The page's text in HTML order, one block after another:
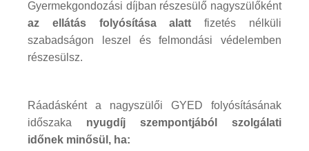
Gyermekgondozási díjban részesülő nagyszülőként
az ellátás folyósítása alatt fizetés nélküli
szabadságon leszel és felmondási védelemben
részesülsz.
Ráadásként a nagyszülői GYED folyósításának
időszaka nyugdíj szempontjából szolgálati
időnek minősül, ha: